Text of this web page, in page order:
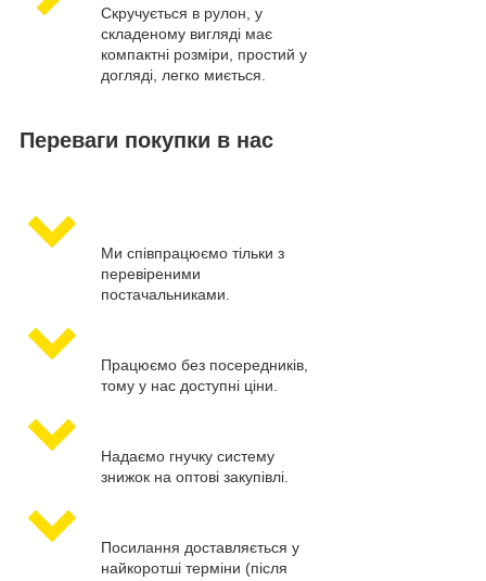
Скручується в рулон, у
складеному вигляді має
компактні розміри, простий у
догляді, легко миється.
Переваги покупки в нас
Ми співпрацюємо тільки з
перевіреними
постачальниками.
Працюємо без посередників,
тому у нас доступні ціни.
Надаємо гнучку систему
знижок на оптові закупівлі.
Посилання доставляється у
найкоротші терміни (після